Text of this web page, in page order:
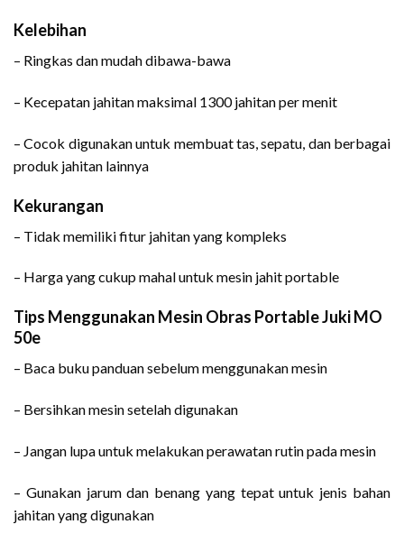
Kelebihan
– Ringkas dan mudah dibawa-bawa
– Kecepatan jahitan maksimal 1300 jahitan per menit
– Cocok digunakan untuk membuat tas, sepatu, dan berbagai
produk jahitan lainnya
Kekurangan
– Tidak memiliki fitur jahitan yang kompleks
– Harga yang cukup mahal untuk mesin jahit portable
Tips Menggunakan Mesin Obras Portable Juki MO
50e
– Baca buku panduan sebelum menggunakan mesin
– Bersihkan mesin setelah digunakan
– Jangan lupa untuk melakukan perawatan rutin pada mesin
– Gunakan jarum dan benang yang tepat untuk jenis bahan
jahitan yang digunakan